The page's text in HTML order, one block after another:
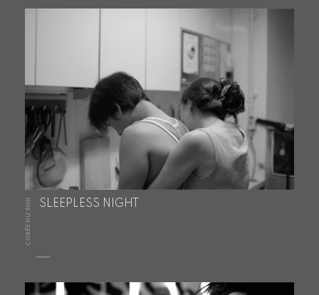
CORÉE DU SUD SLEEPLESS NIGHT